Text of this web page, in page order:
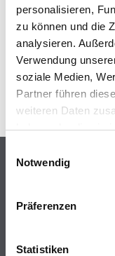
personalisieren,
zu können und die
analysieren.
Verwendung
soziale Medien,
Partner führen
weiteren Daten
haben oder die sie
Notwendig
Präferenzen
Statistiken
Keine Sorge,
werden das
Erkunden Sie in
und
Online-Shop
WDV-Systeme
Putze- und